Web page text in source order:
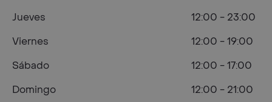
Jueves
12:00 - 23:00
Viernes
12:00 - 19:00
Sábado
12:00 - 17:00
Domingo
12:00 - 21:00